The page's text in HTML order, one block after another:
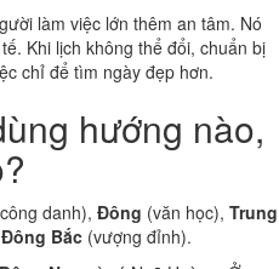
làm việc lớn thêm an tâm. Nó
Khi lịch không thể đổi, chuẩn bị
chỉ để tìm ngày đẹp hơn.
hướng nào,
danh), Đông (văn học), Trung
Đông Bắc (vượng đỉnh).